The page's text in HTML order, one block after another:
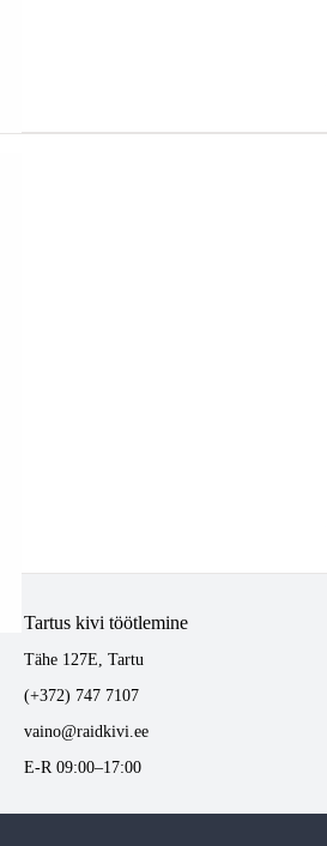
Tartus kivi töötlemine
Tähe 127E, Tartu
(+372) 747 7107
vaino@raidkivi.ee
E-R 09:00–17:00